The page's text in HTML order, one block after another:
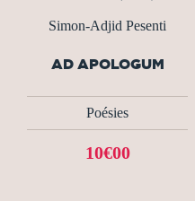
Simon-Adjid Pesenti
AD APOLOGUM
Poésies
10€00